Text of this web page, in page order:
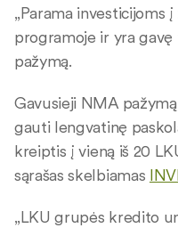
„Parama investicijoms
programoje ir yra
pažymą.
Gavusieji NMA
gauti lengvatinę
kreiptis į vieną iš 20
sąrašas skelbiamas
„LKU grupės kredito